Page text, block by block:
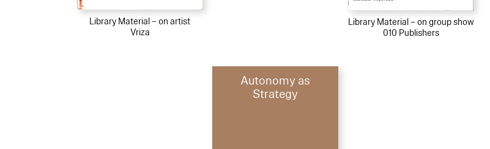
Library Material – on artist
Vriza
Library Material – on group show
010 Publishers
Autonomy as
Strategy